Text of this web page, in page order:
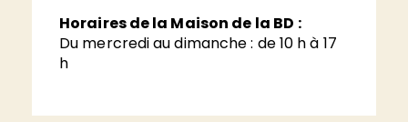
Horaires de la Maison de la BD :
Du mercredi au dimanche : de 10 h à 17
h